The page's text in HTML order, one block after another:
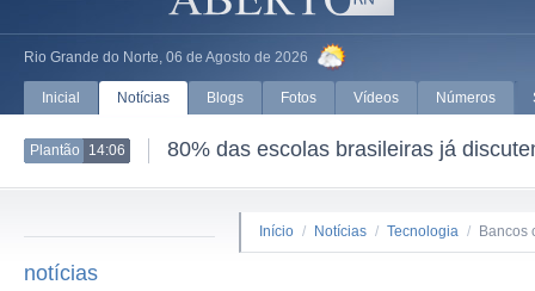
Rio Grande do Norte, 06 de Agosto de 2026
Inicial Notícias Blogs Fotos Vídeos Números
Plantão 14:06 80% das escolas brasileiras já
notícias
Início / Notícias / Tecnologia / Bancos